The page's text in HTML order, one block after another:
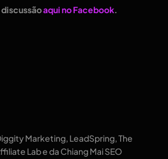
aqui no Facebook.
Marketing, LeadSpring, The
Lab e da Chiang Mai SEO